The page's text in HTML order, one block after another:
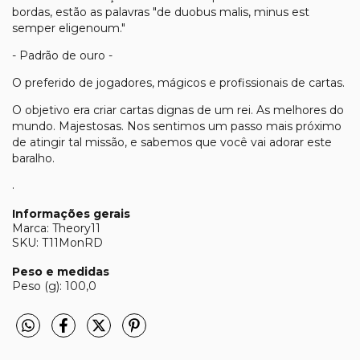
bordas, estão as palavras "de duobus malis, minus est
semper eligenoum."
- Padrão de ouro -
O preferido de jogadores, mágicos e profissionais de cartas.
O objetivo era criar cartas dignas de um rei. As melhores do
mundo. Majestosas. Nos sentimos um passo mais próximo
de atingir tal missão, e sabemos que você vai adorar este
baralho.
.
Informações gerais
Marca: Theory11
SKU: T11MonRD
Peso e medidas
Peso (g): 100,0